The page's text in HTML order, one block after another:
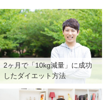
2ヶ月で「10kg減量」に成功
したダイエット方法